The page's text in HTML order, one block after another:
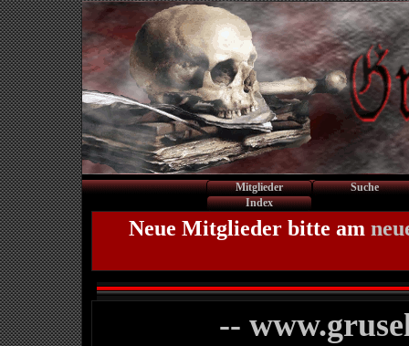
Mitglieder
Suche
Index
Neue Mitglieder bitte am
--